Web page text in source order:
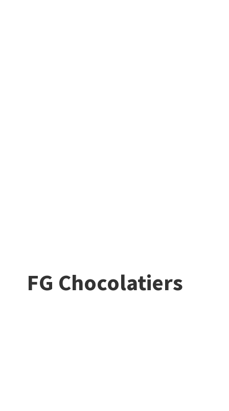
FG Chocolatiers